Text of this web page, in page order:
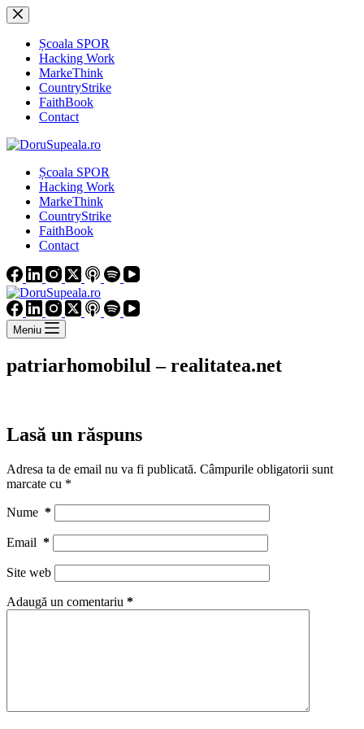
Sari
la
conținutȘcoala SPOR
Hacking Work
MarkeThink
CountryStrike
FaithBook
Contact
Școala SPOR
Hacking Work
MarkeThink
CountryStrike
FaithBook
Contact
Meniu
patriarhomobilul – realitatea.net
Lasă un răspuns
Adresa ta de email nu va fi publicată. Câmpurile obligatorii sunt
marcate cu *
Nume *
Email *
Site web
Adaugă un comentariu *